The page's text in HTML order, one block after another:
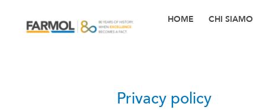
content
HOME CHI SIAMO
Privacy policy